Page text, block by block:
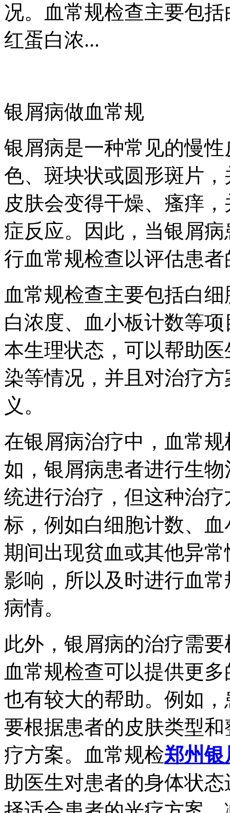
况。血常规检查主要包
红蛋白浓...
银屑病做血常规
银屑病是一种常见的慢
色、斑块状或圆形斑片
皮肤会变得干燥、瘙痒
症反应。因此，当银屑
行血常规检查以评估患
血常规检查主要包括白
白浓度、血小板计数等
本生理状态，可以帮助
染等情况，并且对治疗
义。
在银屑病治疗中，血常
如，银屑病患者进行生
统进行治疗，但这种治
标，例如白细胞计数、
期间出现贫血或其他异
影响，所以及时进行血
病情。
此外，银屑病的治疗需
血常规检查可以提供更
也有较大的帮助。例如
要根据患者的皮肤类型
疗方案。血常规检郑州
助医生对患者的身体状